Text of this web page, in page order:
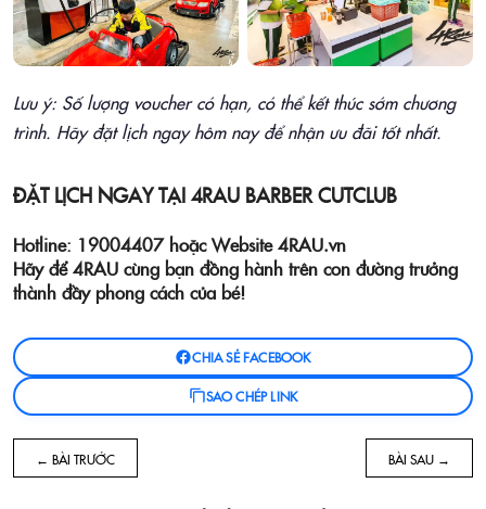
Lưu ý: Số lượng voucher có hạn, có thể kết thúc sớm chương
trình. Hãy đặt lịch ngay hôm nay để nhận ưu đãi tốt nhất.
ĐẶT LỊCH NGAY TẠI 4RAU BARBER CUTCLUB
Hotline: 19004407 hoặcWebsite4RAU.vn
Hãy để 4RAU cùng bạn đồng hành trên con đường trưởng
thành đầy phong cách của bé!
CHIA SẺ FACEBOOK
SAO CHÉP LINK
← BÀI TRƯỚC BÀI SAU →